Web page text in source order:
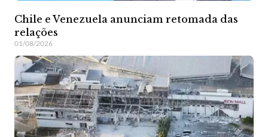
Chile e Venezuela anunciam retomada das
relações
01/08/2026